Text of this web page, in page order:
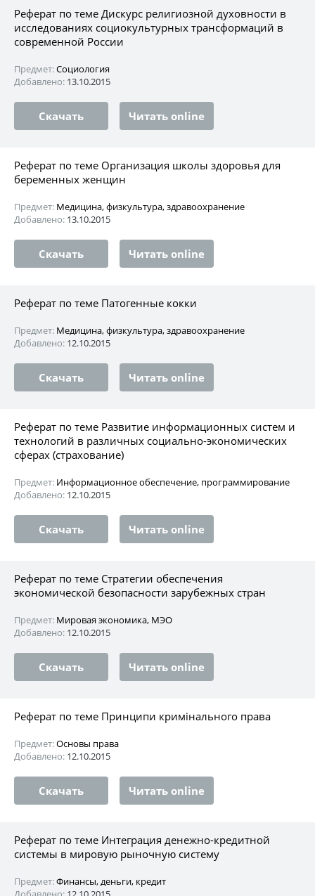
Реферат по теме Дискурс религиозной духовности в
исследованиях социокультурных трансформаций в
современной России
Предмет:Социология
Добавлено: 13.10.2015
Скачать Читать online
Реферат по теме Организация школы здоровья для
беременных женщин
Предмет: Медицина, физкультура, здравоохранение
Добавлено: 13.10.2015
Скачать Читать online
Реферат по теме Патогенные кокки
Предмет: Медицина, физкультура, здравоохранение
Добавлено: 12.10.2015
Скачать Читать online
Реферат по теме Развитие информационных систем и
технологий в различных социально-экономических
сферах (страхование)
Предмет: Информационное обеспечение, программирование
Добавлено: 12.10.2015
Скачать Читать online
Реферат по теме Стратегии обеспечения
экономической безопасности зарубежных стран
Предмет: Мировая экономика, МЭО
Добавлено: 12.10.2015
Скачать Читать online
Реферат по теме Принципи кримінального права
Предмет:Основы права
Добавлено: 12.10.2015
Скачать Читать online
Реферат по теме Интеграция денежно-кредитной
системы в мировую рыночную систему
Предмет:Финансы, деньги, кредит